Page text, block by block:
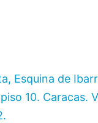
Esquina de
10. Caracas.